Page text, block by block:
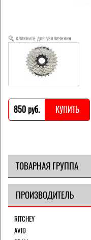
кликните для увеличения
850 pуб. КУПИТЬ
ТОВАРНАЯ ГРУППА
ПРОИЗВОДИТЕЛЬ
RITCHEY
AVID